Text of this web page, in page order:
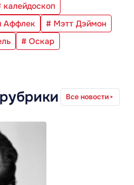
калейдоскоп
Аффлек
# Мэтт Дэймон
# Оскар
Все новости